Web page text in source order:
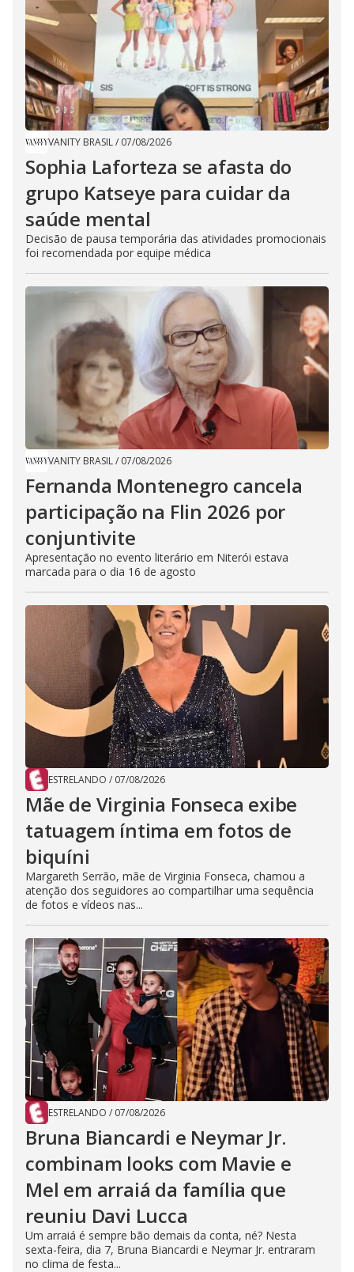
VANITY BRASIL/ 07/08/2026
Sophia Laforteza se afasta do
grupo Katseye para cuidar da
saúde mental
Decisão de pausa temporária das atividades promocionais
foi recomendada por equipe médica
VANITY BRASIL/ 07/08/2026
Fernanda Montenegro cancela
participação na Flin 2026 por
conjuntivite
Apresentação no evento literário em Niterói estava
marcada para o dia 16 de agosto
ESTRELANDO / 07/08/2026
Mãe de Virginia Fonseca exibe
tatuagem íntima em fotos de
biquíni
Margareth Serrão, mãe de Virginia Fonseca, chamou a
atenção dos seguidores ao compartilhar uma sequência
de fotos e vídeos nas...
ESTRELANDO / 07/08/2026
Bruna Biancardi e Neymar Jr.
combinam looks com Mavie e
Mel em arraiá da família que
reuniu Davi Lucca
Um arraiá é sempre bão demais da conta, né? Nesta
sexta-feira, dia 7, Bruna Biancardi e Neymar Jr. entraram
no clima de festa...